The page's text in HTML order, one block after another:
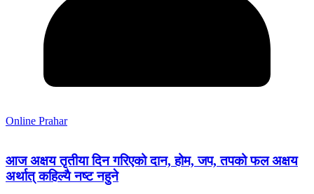
Online Prahar
आज अक्षय तृतीया दिन गरिएको दान, होम, जप, तपको फल अक्षय
अर्थात् कहिल्यै नष्ट नहुने